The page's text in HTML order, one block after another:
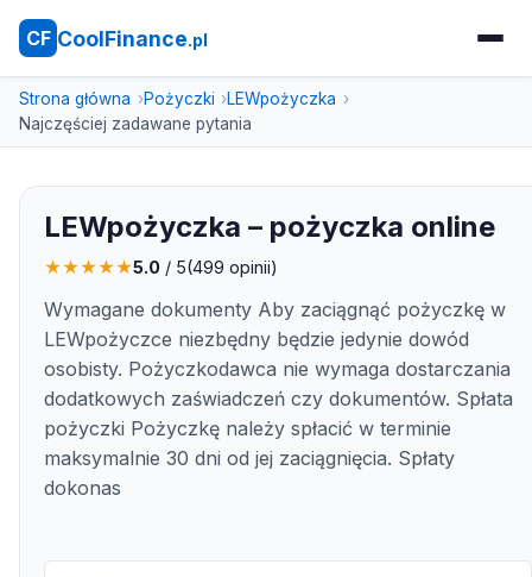
CF CoolFinance.pl
Strona główna Pożyczki
LEWpożyczka
Najczęściej zadawane pytania
LEWpożyczka – pożyczka online
★★★★★5.0 / 5(499 opinii)
Wymagane dokumenty Aby zaciągnąć pożyczkę w
LEWpożyczce niezbędny będzie jedynie dowód
osobisty. Pożyczkodawca nie wymaga dostarczania
dodatkowych zaświadczeń czy dokumentów. Spłata
pożyczki Pożyczkę należy spłacić w terminie
maksymalnie 30 dni od jej zaciągnięcia. Spłaty
dokonas